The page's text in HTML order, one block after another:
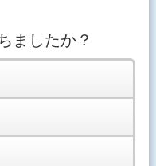
ましたか？